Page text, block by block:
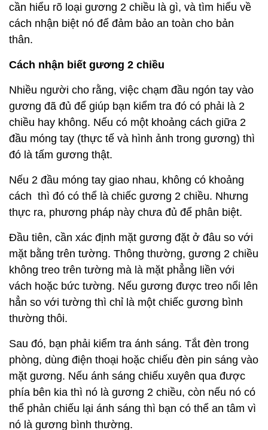
cần hiểu rõ loại gương 2 chiều là gì, và tìm hiểu về
cách nhận biệt nó để đảm bảo an toàn cho bản
thân.
Cách nhận biết gương 2 chiều
Nhiều người cho rằng, việc chạm đầu ngón tay vào
gương đã đủ để giúp bạn kiểm tra đó có phải là 2
chiều hay không. Nếu có một khoảng cách giữa 2
đầu móng tay (thực tế và hình ảnh trong gương) thì
đó là tấm gương thật.
Nếu 2 đầu móng tay giao nhau, không có khoảng
cách thì đó có thể là chiếc gương 2 chiều. Nhưng
thực ra, phương pháp này chưa đủ để phân biệt.
Đầu tiên, cần xác định mặt gương đặt ở đâu so với
mặt bằng trên tường. Thông thường, gương 2 chiều
không treo trên tường mà là mặt phẳng liền với
vách hoặc bức tường. Nếu gương được treo nổi lên
hẳn so với tường thì chỉ là một chiếc gương bình
thường thôi.
Sau đó, bạn phải kiểm tra ánh sáng. Tắt đèn trong
phòng, dùng điện thoại hoặc chiếu đèn pin sáng vào
mặt gương. Nếu ánh sáng chiếu xuyên qua được
phía bên kia thì nó là gương 2 chiều, còn nếu nó có
thể phản chiếu lại ánh sáng thì bạn có thể an tâm vì
nó là gương bình thường.